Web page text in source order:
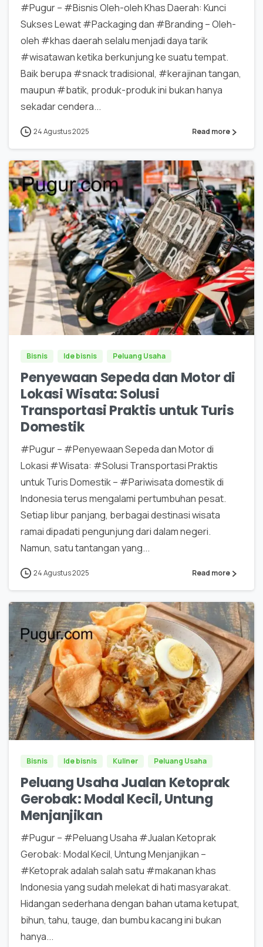
#Pugur – #Bisnis Oleh-oleh Khas Daerah: Kunci
Sukses Lewat #Packaging dan #Branding – Oleh-
oleh #khas daerah selalu menjadi daya tarik
#wisatawan ketika berkunjung ke suatu tempat.
Baik berupa #snack tradisional, #kerajinan tangan,
maupun #batik, produk-produk ini bukan hanya
sekadar cendera...
24 Agustus 2025 Read more
0 0
Bisnis Ide bisnis Peluang Usaha
Penyewaan Sepeda dan Motor di
Lokasi Wisata: Solusi
Transportasi Praktis untuk Turis
Domestik
#Pugur – #Penyewaan Sepeda dan Motor di
Lokasi #Wisata: #Solusi Transportasi Praktis
untuk Turis Domestik – #Pariwisata domestik di
Indonesia terus mengalami pertumbuhan pesat.
Setiap libur panjang, berbagai destinasi wisata
ramai dipadati pengunjung dari dalam negeri.
Namun, satu tantangan yang...
24 Agustus 2025 Read more
0 0
Bisnis Ide bisnis Kuliner Peluang Usaha
Peluang Usaha Jualan Ketoprak
Gerobak: Modal Kecil, Untung
Menjanjikan
#Pugur – #Peluang Usaha #Jualan Ketoprak
Gerobak: Modal Kecil, Untung Menjanjikan –
#Ketoprak adalah salah satu #makanan khas
Indonesia yang sudah melekat di hati masyarakat.
Hidangan sederhana dengan bahan utama ketupat,
bihun, tahu, tauge, dan bumbu kacang ini bukan
hanya...